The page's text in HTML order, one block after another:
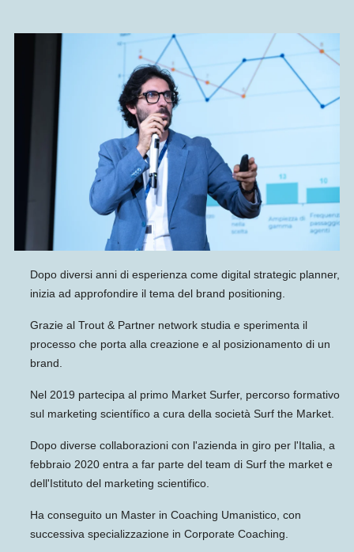
Dopo diversi anni di esperienza come digital strategic planner,
inizia ad approfondire il tema del brand positioning.
Grazie al Trout & Partner network studia e sperimenta il
processo che porta alla creazione e al posizionamento di un
brand.
Nel 2019 partecipa al primo Market Surfer, percorso formativo
sul marketing scientífico a cura della società Surf the Market.
Dopo diverse collaborazioni con l'azienda in giro per l'Italia, a
febbraio 2020 entra a far parte del team di Surf the market e
dell'Istituto del marketing scientifico.
Ha conseguito un Master in Coaching Umanistico, con
successiva specializzazione in Corporate Coaching.